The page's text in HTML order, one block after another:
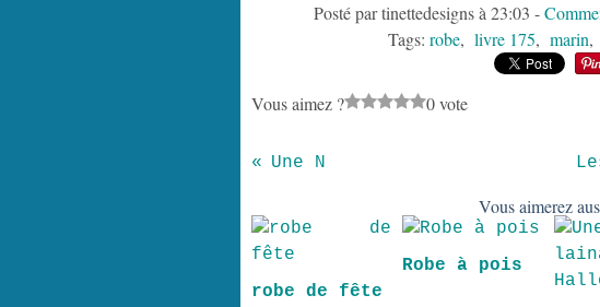
Posté par tinettedesigns à 23:03 -
Tags: robe, livre 175, marin,
Vous aimez ? 0 vote
Une N
Vous aimerez
robe de fête
Robe à pois